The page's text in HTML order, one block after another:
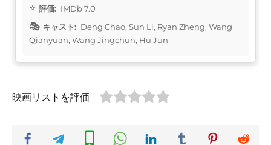
評価: IMDb 7.0
キャスト: Deng Chao, Sun Li, Ryan Zheng, Wang
Qianyuan, Wang Jingchun, Hu Jun
映画リストを評価